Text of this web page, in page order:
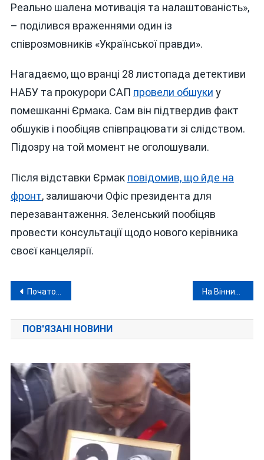
Реально шалена мотивація та налаштованість»,
– поділився враженнями один із
співрозмовників «Української правди».
Нагадаємо, що вранці 28 листопада детективи
НАБУ та прокурори САП провели обшуки у
помешканні Єрмака. Сам він підтвердив факт
обшуків і пообіцяв співпрацювати зі слідством.
Підозру на той момент не оголошували.
Після відставки Єрмак повідомив, що йде на
фронт, залишаючи Офіс президента для
перезавантаження. Зеленський пообіцяв
провести консультації щодо нового керівника
своєї канцелярії.
Навігація
записів
Початок зими в Україні — замість снігу рашистські «Шахеди» та ракети
ПОВ'ЯЗАНІ НОВИНИ